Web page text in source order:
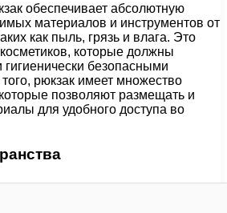
обеспечивает абсолютную
материалов и инструментов от
как пыль, грязь и влага. Это
которые должны
гигиенически безопасными
рюкзак имеет множество
позволяют размещать и
для удобного доступа во